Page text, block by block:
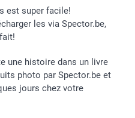
est super facile!
les via Spector.be,
une histoire dans un livre
photo par Spector.be et
jours chez votre